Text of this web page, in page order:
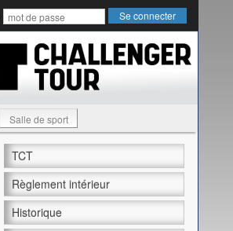
Salle de sport
TCT
Règlement intérieur
Historique